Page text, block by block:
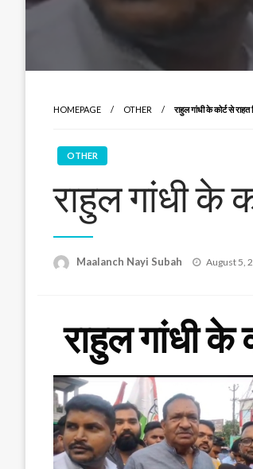
HOMEPAGE OTHER राहुल गांधी के कोर्ट से
OTHER
राहुल गांधी के
Maalanch Nayi Subah
Posted
August 5,
राहुल गांधी के